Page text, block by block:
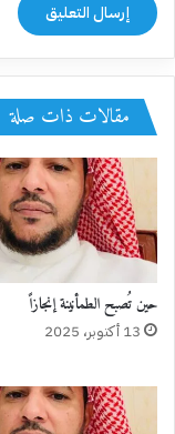
مقالات ذات صلة
حين تُصبح الطمأنينة إنجازاً
13 أكتوبر، 2025